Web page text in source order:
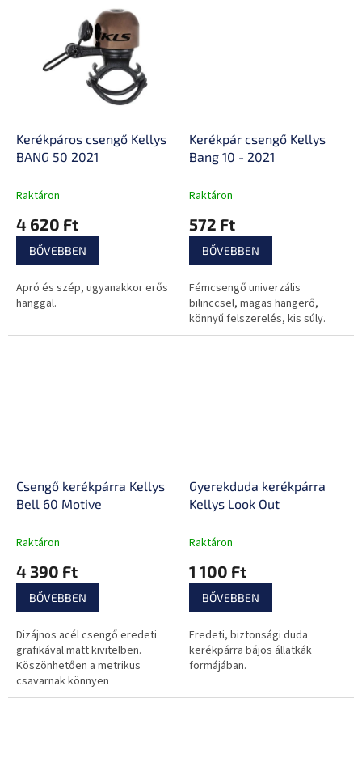
Kerékpáros csengő Kellys
BANG 50 2021
Raktáron
4 620 Ft
BŐVEBBEN
Apró és szép, ugyanakkor erős
hanggal.
Kerékpár csengő Kellys
Bang 10 - 2021
Raktáron
572 Ft
BŐVEBBEN
Fémcsengő univerzális
bilinccsel, magas hangerő,
könnyű felszerelés, kis súly.
Csengő kerékpárra Kellys
Bell 60 Motive
Raktáron
4 390 Ft
BŐVEBBEN
Dizájnos acél csengő eredeti
grafikával matt kivitelben.
Köszönhetően a metrikus
csavarnak könnyen
felszerelhető a kerékpárra.
Gyerekduda kerékpárra
Kellys Look Out
Raktáron
1 100 Ft
BŐVEBBEN
Eredeti, biztonsági duda
kerékpárra bájos állatkák
formájában.